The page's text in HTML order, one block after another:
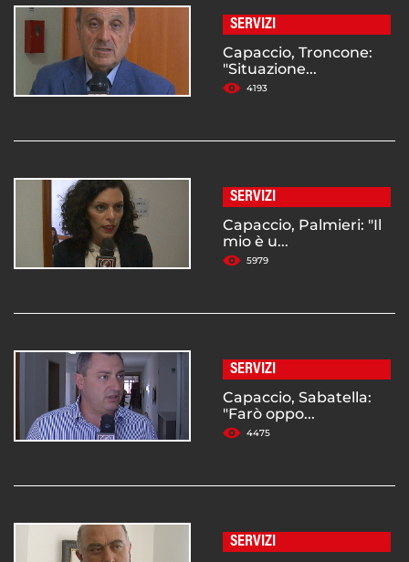
SERVIZI
Capaccio, Troncone:
"Situazione...
4193
SERVIZI
Capaccio, Palmieri: "Il
mio è u...
5979
SERVIZI
Capaccio, Sabatella:
"Farò oppo...
4475
SERVIZI